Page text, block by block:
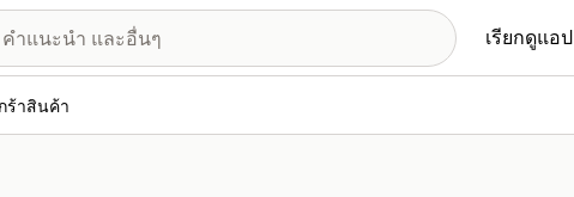
เรียกดูแอป
ร้าสินค้า